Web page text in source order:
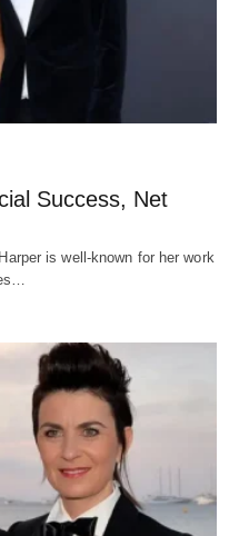
Success, Net
is well-known for her work